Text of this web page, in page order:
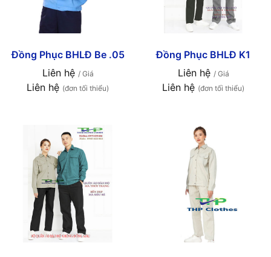
Đồng Phục BHLĐ Be .05
Liên hệ / Giá
Liên hệ (đơn tối thiểu)
Đồng Phục BHLĐ K1
Liên hệ / Giá
Liên hệ (đơn tối thiểu)